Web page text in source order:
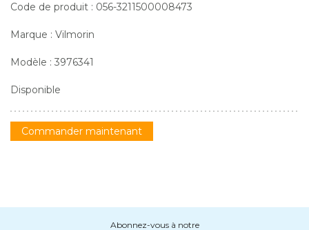
Code de produit : 056-3211500008473
Marque : Vilmorin
Modèle : 3976341
Disponible
Commander maintenant
Abonnez-vous à notre